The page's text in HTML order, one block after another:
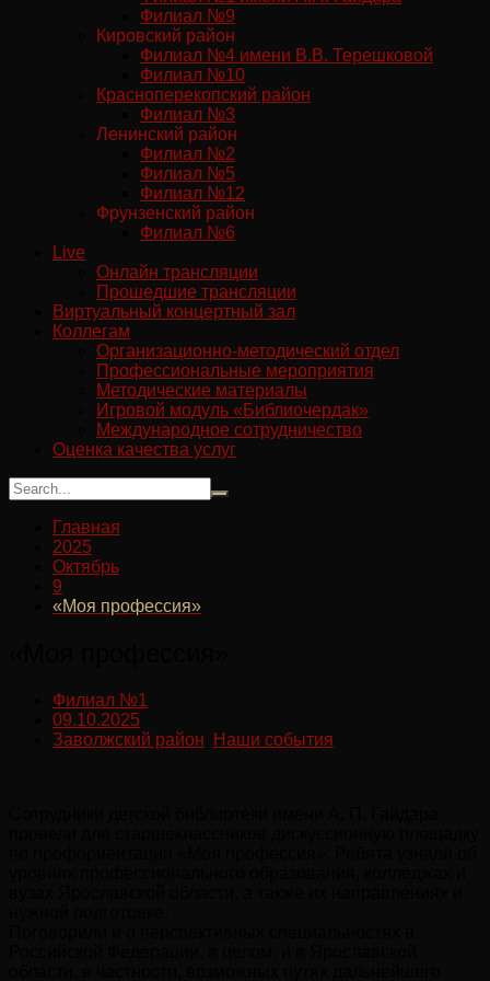
Филиал №9
Кировский район
Филиал №4 имени В.В. Терешковой
Филиал №10
Красноперекопский район
Филиал №3
Ленинский район
Филиал №2
Филиал №5
Филиал №12
Фрунзенский район
Филиал №6
Live
Онлайн трансляции
Прошедшие трансляции
Виртуальный концертный зал
Коллегам
Организационно-методический отдел
Профессиональные мероприятия
Методические материалы
Игровой модуль «Библиочердак»
Международное сотрудничество
Оценка качества услуг
Главная
2025
Октябрь
9
«Моя профессия»
Филиал №1
09.10.2025
Заволжский район
Наши события